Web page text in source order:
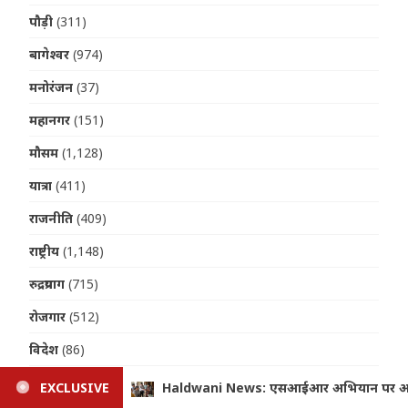
पौड़ी (311)
बागेश्वर (974)
मनोरंजन (37)
महानगर (151)
मौसम (1,128)
यात्रा (411)
राजनीति (409)
राष्ट्रीय (1,148)
रुद्रप्रयाग (715)
रोजगार (512)
विदेश (86)
शिक्षा(631)
EXCLUSIVE
आयुक्त दीपक रावत की सख्त नजर, बूथों का किया निरीक्षण